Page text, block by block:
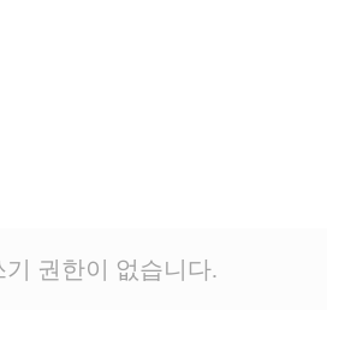
기 권한이 없습니다.